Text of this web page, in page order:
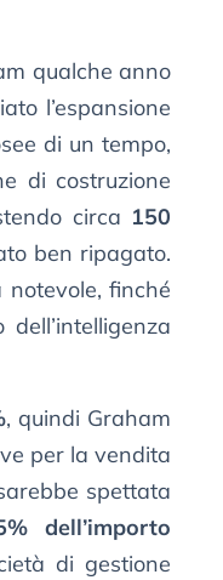
qualche anno
l’espansione
di un tempo,
di costruzione
circa 150
ben ripagato.
finché
, quindi Graham
per la vendita
spettata
dell’importo
di gestione